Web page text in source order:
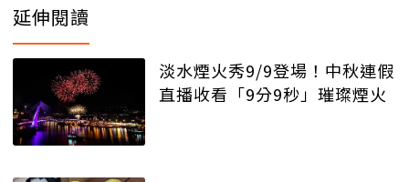
延伸閱讀
淡水煙火秀9/9登場！中秋連假
直播收看「9分9秒」璀璨煙火